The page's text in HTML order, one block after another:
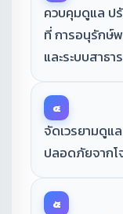
ควบคุมดูแล ป
ที่ การอนุรักษ์
และระบบสาธ
๔
จัดเวรยามดูแ
ปลอดภัยจาก
๕